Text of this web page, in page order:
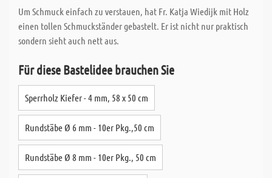
Um Schmuck einfach zu verstauen, hat Fr. Katja Wiedijk mit Holz
einen tollen Schmuckständer gebastelt. Er ist nicht nur praktisch
sondern sieht auch nett aus.
Für diese Bastelidee brauchen Sie
Sperrholz Kiefer - 4 mm, 58 x 50 cm
Rundstäbe Ø 6 mm - 10er Pkg.,50 cm
Rundstäbe Ø 8 mm - 10er Pkg., 50 cm